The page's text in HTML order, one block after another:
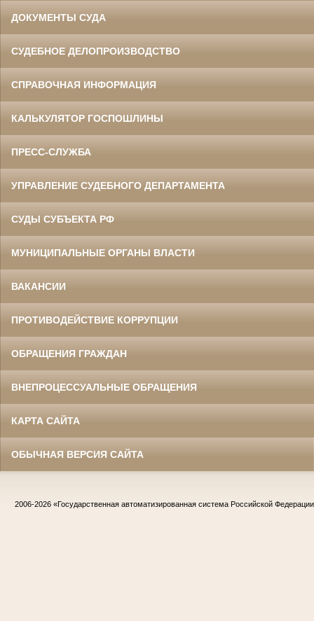
ДОКУМЕНТЫ СУДА
СУДЕБНОЕ ДЕЛОПРОИЗВОДСТВО
СПРАВОЧНАЯ ИНФОРМАЦИЯ
КАЛЬКУЛЯТОР ГОСПОШЛИНЫ
ПРЕСС-СЛУЖБА
УПРАВЛЕНИЕ СУДЕБНОГО ДЕПАРТАМЕНТА
СУДЫ СУБЪЕКТА РФ
МУНИЦИПАЛЬНЫЕ ОРГАНЫ ВЛАСТИ
ВАКАНСИИ
ПРОТИВОДЕЙСТВИЕ КОРРУПЦИИ
ОБРАЩЕНИЯ ГРАЖДАН
ВНЕПРОЦЕССУАЛЬНЫЕ ОБРАЩЕНИЯ
КАРТА САЙТА
ОБЫЧНАЯ ВЕРСИЯ САЙТА
2006-2026 «Государственная автоматизированная система Российской